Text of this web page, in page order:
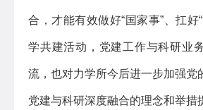
合，才能有效做好“国家事”、扛好
学共建活动，党建工作与科研业
流，也对力学所今后进一步加强党
党建与科研深度融合的理念和举措